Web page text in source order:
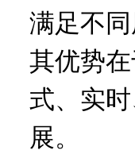
满足不同
其优势
式、实
展。